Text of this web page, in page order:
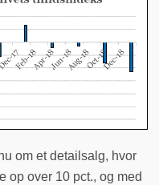
om et detailsalg, hvor
op over 10 pct., og med